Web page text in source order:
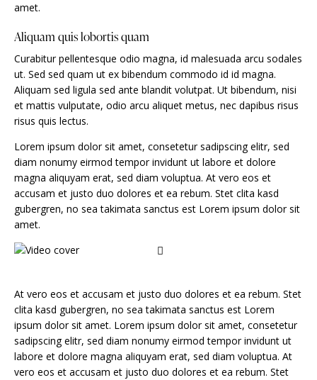
amet.
Aliquam quis lobortis quam
Curabitur pellentesque odio magna, id malesuada arcu sodales
ut. Sed sed quam ut ex bibendum commodo id id magna.
Aliquam sed ligula sed ante blandit volutpat. Ut bibendum, nisi
et mattis vulputate, odio arcu aliquet metus, nec dapibus risus
risus quis lectus.
Lorem ipsum dolor sit amet, consetetur sadipscing elitr, sed
diam nonumy eirmod tempor invidunt ut labore et dolore
magna aliquyam erat, sed diam voluptua. At vero eos et
accusam et justo duo dolores et ea rebum. Stet clita kasd
gubergren, no sea takimata sanctus est Lorem ipsum dolor sit
amet.
At vero eos et accusam et justo duo dolores et ea rebum. Stet
clita kasd gubergren, no sea takimata sanctus est Lorem
ipsum dolor sit amet. Lorem ipsum dolor sit amet, consetetur
sadipscing elitr, sed diam nonumy eirmod tempor invidunt ut
labore et dolore magna aliquyam erat, sed diam voluptua. At
vero eos et accusam et justo duo dolores et ea rebum. Stet